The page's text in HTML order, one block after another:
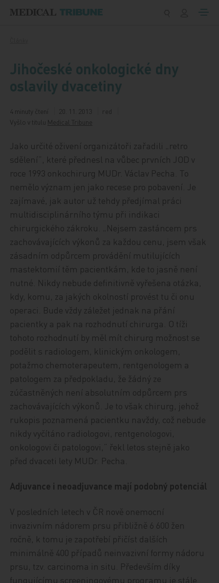
Jihočeské onkologické dny
oslavily dvacetiny
4 minuty čtení 20. 11. 2013
red
Vyšlo v titulu Medical Tribune
Jako určité oživení organizátoři zařadili „retro
sdělení“, které přednesl na vůbec prvních JOD v
roce 1993 onkochirurg MUDr. Václav Pecha. To
nemělo význam jen jako recese pro pobavení. Je
zajímavé, jak autor už tehdy předjímal práci
multidisciplinárního týmu při indikaci
chirurgického zákroku. „Nejsem zastáncem prs
zachovávajících výkonů za každou cenu, jsem však
zásadním odpůrcem provádění mutilujících
mastektomií těm pacientkám, kde to jasně není
nutné. Nikdy nebude definitivně vyřešena otázka,
kdy, komu, za jakých okolností provést tu či onu
operaci. Bude vždy záležet jednak na přání
pacientky a pak na rozhodnutí chirurga. O tíži
tohoto rozhodnutí by měl mít chirurg možnost se
podělit s radiologem, klinickým onkologem,
potažmo chemoterapeutem, rentgenologem a
patologem za předpokladu, že žádný ze
zúčastněných není absolutním odpůrcem prs
zachovávajících výkonů. Je to však chirurg, jehož
rukopis poznamená pacientku navždy, což nebude
nikdy vyčítáno radiologovi, rentgenologovi,
onkologovi či patologovi,“ řekl letos stejně jako
před dvaceti lety MUDr. Pecha.
Adjuvance i neoadjuvance mají podobný potenciál
V posledních letech v ČR nově onemocní
invazivním nádorem prsu přibližně 6 600 žen
ročně, k tomu je zapotřebí přičíst dalších
minimálně 400 případů neinvazivní formy nádoru
prsu, tzv. carcinoma in situ. Především díky
fungujícímu screeningovému programu je stále